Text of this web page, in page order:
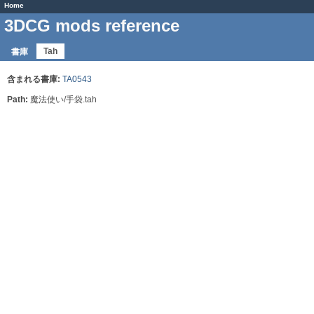
Home
3DCG mods reference
書庫 Tah
含まれる書庫: TA0543
Path: 魔法使い/手袋.tah